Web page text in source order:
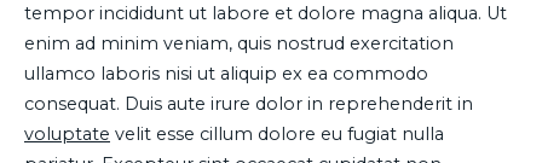
tempor incididunt ut labore et dolore magna aliqua. Ut
enim ad minim veniam, quis nostrud exercitation
ullamco laboris nisi ut aliquip ex ea commodo
consequat. Duis aute irure dolor in reprehenderit in
voluptate velit esse cillum dolore eu fugiat nulla